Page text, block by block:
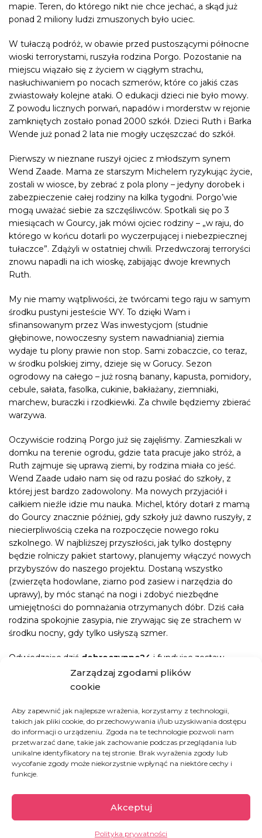
Zarządzaj zgodami plików
cookie
Aby zapewnić jak najlepsze wrażenia, korzystamy z technologii,
takich jak pliki cookie, do przechowywania i/lub uzyskiwania dostępu
do informacji o urządzeniu. Zgoda na te technologie pozwoli nam
przetwarzać dane, takie jak zachowanie podczas przeglądania lub
unikalne identyfikatory na tej stronie. Brak wyrażenia zgody lub
wycofanie zgody może niekorzystnie wpłynąć na niektóre cechy i
funkcje.
Akceptuj
Polityka prywatności
mapie. Teren, do którego nikt nie chce jechać, a skąd już
ponad 2 miliony ludzi zmuszonych było uciec.
W tułaczą podróż, w obawie przed pustoszącymi północne
wioski terrorystami, ruszyła rodzina Porgo. Pozostanie na
miejscu wiązało się z życiem w ciągłym strachu,
nasłuchiwaniem po nocach szmerów, które co jakiś czas
zwiastowały kolejne ataki. O edukacji dzieci nie było mowy.
Z powodu licznych porwań, napadów i morderstw w rejonie
zamkniętych zostało ponad 2000 szkół. Dzieci Ruth i Barka
Wende już ponad 2 lata nie mogły uczęszczać do szkół.
Pierwszy w nieznane ruszył ojciec z młodszym synem
Wend Zaade. Mama ze starszym Michelem ryzykując życie,
zostali w wiosce, by zebrać z pola plony – jedyny dorobek i
zabezpieczenie całej rodziny na kilka tygodni. Porgo’wie
mogą uważać siebie za szczęśliwców. Spotkali się po 3
miesiącach w Gourcy, jak mówi ojciec rodziny – „w raju, do
którego w końcu dotarli po wyczerpującej i niebezpiecznej
tułaczce”. Zdążyli w ostatniej chwili. Przedwczoraj terroryści
znowu napadli na ich wioskę, zabijając dwoje krewnych
Ruth.
My nie mamy wątpliwości, że twórcami tego raju w samym
środku pustyni jesteście WY. To dzięki Wam i
sfinansowanym przez Was inwestycjom (studnie
głębinowe, nowoczesny system nawadniania) ziemia
wydaje tu plony prawie non stop. Sami zobaczcie, co teraz,
w środku polskiej zimy, dzieje się w Gorucy. Sezon
ogrodowy na całego – już rosną banany, kapusta, pomidory,
cebule, sałata, fasolka, cukinie, bakłażany, ziemniaki,
marchew, buraczki i rzodkiewki. Za chwile będziemy zbierać
warzywa.
Oczywiście rodziną Porgo już się zajęliśmy. Zamieszkali w
domku na terenie ogrodu, gdzie tata pracuje jako stróż, a
Ruth zajmuje się uprawą ziemi, by rodzina miała co jeść.
Wend Zaade udało nam się od razu posłać do szkoły, z
której jest bardzo zadowolony. Ma nowych przyjaciół i
całkiem nieźle idzie mu nauka. Michel, który dotarł z mamą
do Gourcy znacznie później, gdy szkoły już dawno ruszyły, z
niecierpliwością czeka na rozpoczęcie nowego roku
szkolnego. W najbliższej przyszłości, jak tylko dostępny
będzie rolniczy pakiet startowy, planujemy włączyć nowych
przybyszów do naszego projektu. Dostaną wszystko
(zwierzęta hodowlane, ziarno pod zasiew i narzędzia do
uprawy), by móc stanąć na nogi i zdobyć niezbędne
umiejętności do pomnażania otrzymanych dóbr. Dziś cała
rodzina spokojnie zasypia, nie zrywając się ze strachem w
środku nocny, gdy tylko usłyszą szmer.
Odwiedzając dziś dobroczynne24 i fundując zestaw
narzędzi do naszego ogrodu lub cegiełkę na jego
rozbudowę, przywracacie naszym podopiecznym –
którym 44% populacji żyje poniżej granicy ubóstwa, za
mniej niż 5 zł dziennie – nadzieję na godne życie. Dla tych
konkretnych ludzi to znaczy wszystko!
JAK MOŻESZ POMÓC:
KUP CEGIEŁKĘ DO OGRODU